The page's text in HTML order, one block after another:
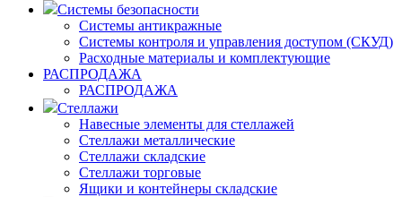
Системы безопасности
Системы антикражные
Системы контроля и управления доступом (СКУД)
Расходные материалы и комплектующие
РАСПРОДАЖА
РАСПРОДАЖА
Стеллажи
Навесные элементы для стеллажей
Стеллажи металлические
Стеллажи складские
Стеллажи торговые
Ящики и контейнеры складские